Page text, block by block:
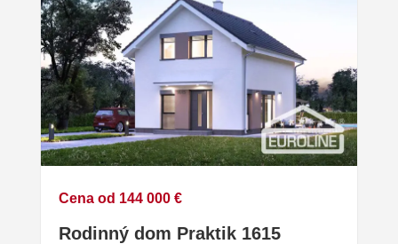
Cena od 144 000 €
Rodinný dom Praktik 1615